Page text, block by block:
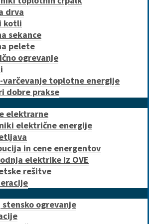
drva
kotli
sekance
pelete
ogrevanje
varčevanje toplotne energije
dobre prakse
elektrarne
električne energije
in cene energentov
elektrike iz OVE
rešitve
stensko ogrevanje